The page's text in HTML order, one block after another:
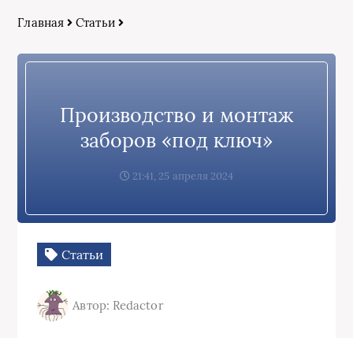
Главная Статьи
Производство и монтаж
заборов «под ключ»
21:41, 25 апреля 2024
Статьи
Автор: Redactor